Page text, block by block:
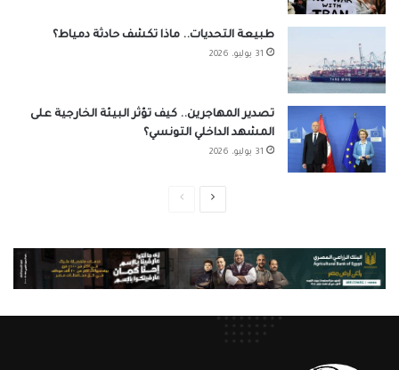
طبيعة التحديات.. ماذا تكشف حادثة دمياط؟
31 يوليو، 2026
تصدير المهاجرين.. كيف تؤثر البيئة الخارجية على
المشهد الداخلي التونسي؟
31 يوليو، 2026
الصفحةالصفحة